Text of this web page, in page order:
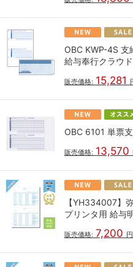
OBC KWP-4S 支
給与奉行クラウ
販売価格: 15,281
OBC 6101 単票
販売価格: 13,570
【YH334007】
プリンタ用 給与
販売価格: 7,200 円